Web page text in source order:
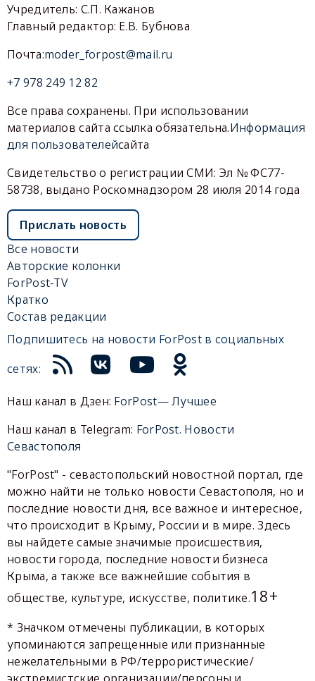
Учредитель: С.П. Кажанов
Главный редактор: Е.В. Бубнова
Почта:moder_forpost@mail.ru
+7 978 249 12 82
Все права сохранены. При использовании
материалов сайта ссылка обязательна.Информация
для пользователейсайта
Свидетельство о регистрации СМИ: Эл № ФС77-
58738, выдано Роскомнадзором 28 июля 2014 года
Прислать новость
Все новости
Авторские колонки
ForPost-TV
Кратко
Состав редакции
Подпишитесь на новости ForPost в социальных
сетях:
Наш канал в Дзен: ForPost— Лучшее
Наш канал в Telegram: ForPost. Новости
Севастополя
"ForPost" - севастопольский новостной портал, где
можно найти не только новости Севастополя, но и
последние новости дня, все важное и интересное,
что происходит в Крыму, России и в мире. Здесь
вы найдете самые значимые происшествия,
новости города, последние новости бизнеса
Крыма, а также все важнейшие события в
обществе, культуре, искусстве, политике.18+
* Значком отмечены публикации, в которых
упоминаются запрещенные или признанные
нежелательными в РФ/террористические/